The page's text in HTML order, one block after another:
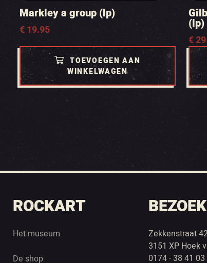
Markley a group (lp)
€19.95
TOEVOEGEN AAN
WINKELWAGEN
(lp)
€
ROCKART
Het museum
De shop
BEZOEK
Zekkenstraat
3151 XP Hoek
0174 - 38 41 03